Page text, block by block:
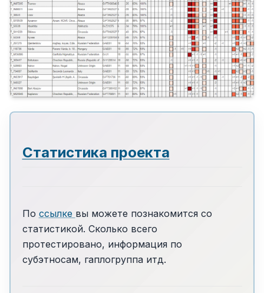
Статистика проекта
По ссылке вы можете познакомится со
статистикой. Сколько всего
протестировано, информация по
субэтносам, гаплогруппа итд.